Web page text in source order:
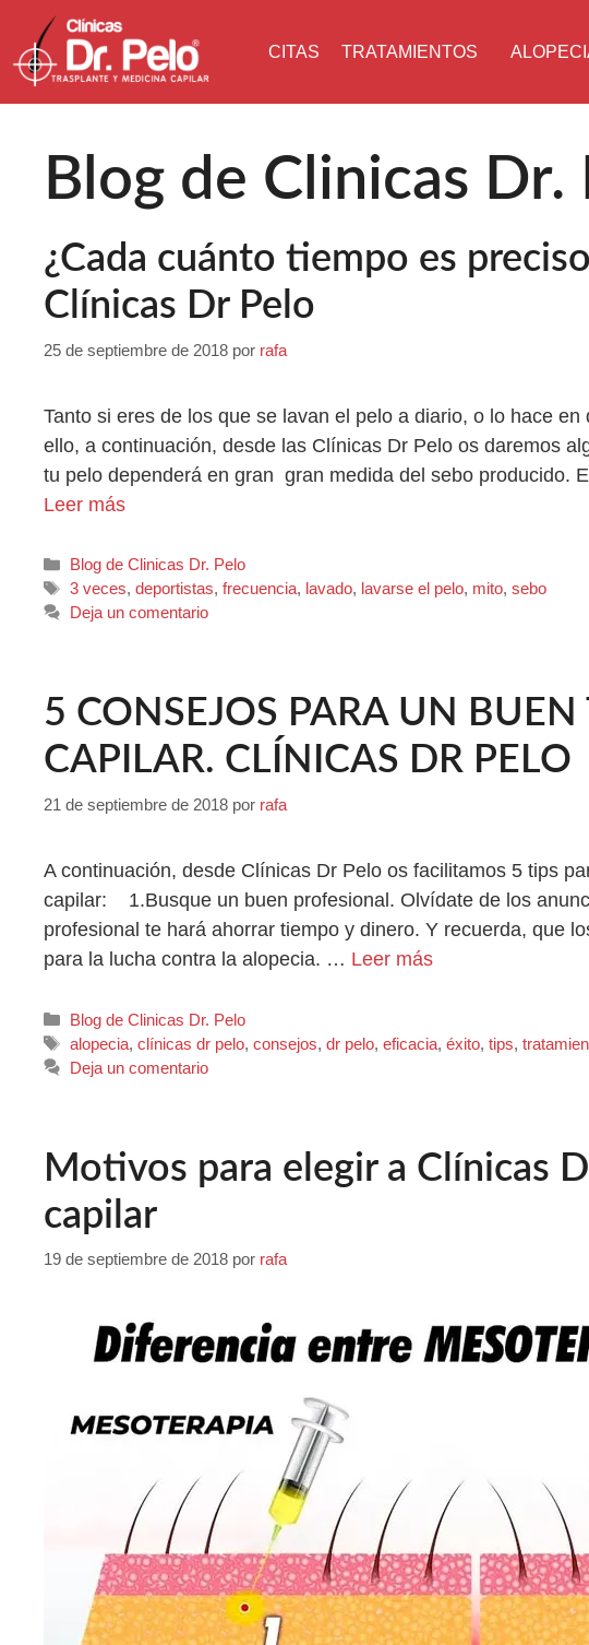
CITAS TRATAMIENTOS
Blog de Clinicas Dr.
¿Cada cuánto tiempo es
Clínicas Dr Pelo
25 de septiembre de 2018 por rafa
Tanto si eres de los que se lavan el pelo a diario, o lo hace
ello, a continuación, desde las Clínicas Dr Pelo os daremos
tu pelo dependerá en gran gran medida del sebo producido.
Leer más
Blog de Clinicas Dr. Pelo
3 veces,deportistas,frecuencia, lavado, lavarse el pelo, mito,sebo
Deja un comentario
5 CONSEJOS PARA UN
CAPILAR. CLÍNICAS DR PELO
21 de septiembre de 2018 por rafa
A continuación, desde Clínicas Dr Pelo os facilitamos 5 tips
capilar: 1.Busque un buen profesional. Olvídate de los
profesional te hará ahorrar tiempo y dinero. Y recuerda, que
para la lucha contra la alopecia. … Leer más
Blog de Clinicas Dr. Pelo
alopecia,clínicas dr pelo,consejos,dr pelo,eficacia,éxito,tips,
Deja un comentario
Motivos para elegir a Clínicas
capilar
19 de septiembre de 2018 por rafa